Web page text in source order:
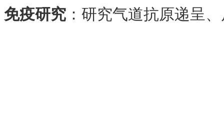
免疫研究 ：研究气道抗原递呈